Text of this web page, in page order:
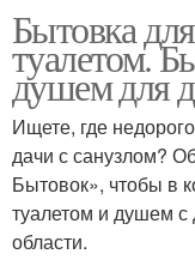
Бытовка
туалетом.
душем для
Ищете, где
дачи с санузлом?
Бытовок», чтобы в
туалетом и душем
области.